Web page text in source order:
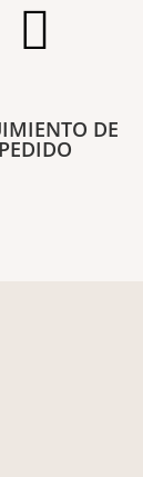

DE
PEDIDO